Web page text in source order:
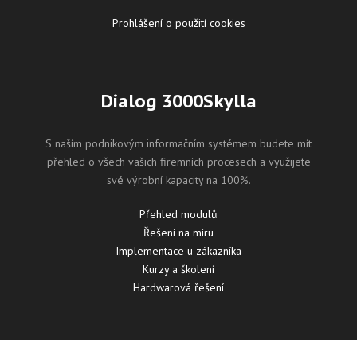
Prohlášení o použití cookies
Dialog 3000Skylla
S naším podnikovým informačním systémem budete mít
přehled o všech vašich firemních procesech a využijete
své výrobní kapacity na 100%.
Přehled modulů
Řešení na míru
Implementace u zákazníka
Kurzy a školení
Hardwarová řešení